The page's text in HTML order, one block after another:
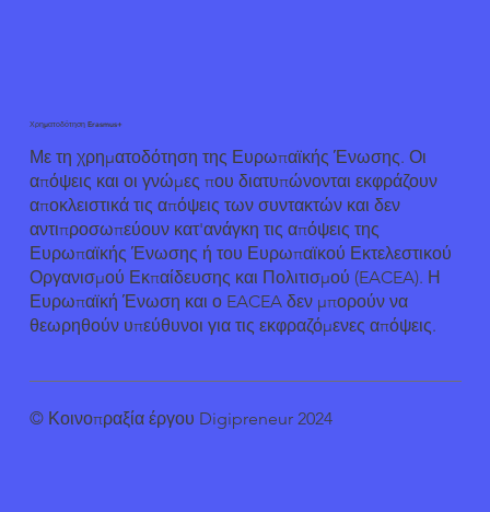
Με τη χρηματοδότηση της Ευρωπαϊκής Ένωσης. Οι
απόψεις και οι γνώμες που διατυπώνονται εκφράζουν
αποκλειστικά τις απόψεις των συντακτών και δεν
αντιπροσωπεύουν κατ'ανάγκη τις απόψεις της
Ευρωπαϊκής Ένωσης ή του Ευρωπαϊκού Εκτελεστικού
Οργανισμού Εκπαίδευσης και Πολιτισμού (EACEA). Η
Ευρωπαϊκή Ένωση και ο EACEA δεν μπορούν να
θεωρηθούν υπεύθυνοι για τις εκφραζόμενες απόψεις.
Χρηματοδότηση Erasmus+
© Κοινοπραξία έργου Digipreneur 2024